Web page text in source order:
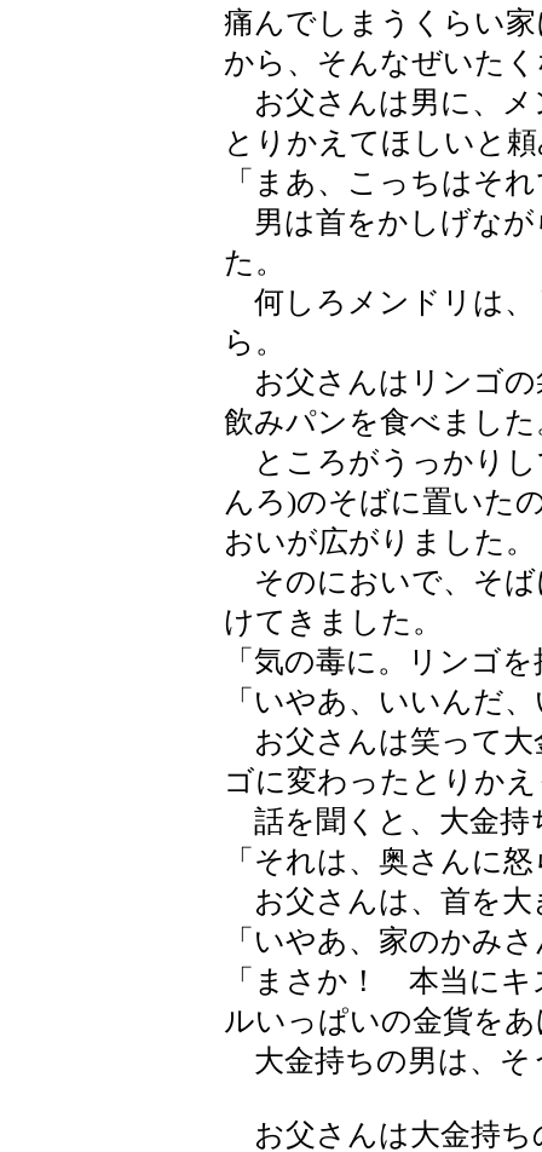
痛んでしまうくらい
から、そんなぜいた
お父さんは男に、メ
とりかえてほしいと
「まあ、こっちはそ
男は首をかしげなが
た。
何しろメンドリは、
ら。
お父さんはリンゴの
飲みパンを食べました
ところがうっかりし
んろ)のそばに置いた
おいが広がりました。
そのにおいで、そば
けてきました。
「気の毒に。リンゴ
「いやあ、いいんだ
お父さんは笑って大
ゴに変わったとりか
話を聞くと、大金持
「それは、奥さんに
お父さんは、首を大
「いやあ、家のかみ
「まさか！ 本当に
ルいっぱいの金貨を
大金持ちの男は、そ
お父さんは大金持ち